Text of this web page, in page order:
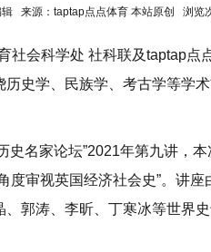
来源：taptap点点体育 本站原创 浏览
社会科学处 社科联及taptap点
史学、民族学、考古学等学
名家论坛”2021年第九讲，
度审视英国经济社会史”。讲
郭涛、李昕、丁寒冰等世界